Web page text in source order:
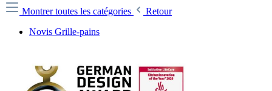
Montrer toutes les catégories
Retour
Novis Grille-pains